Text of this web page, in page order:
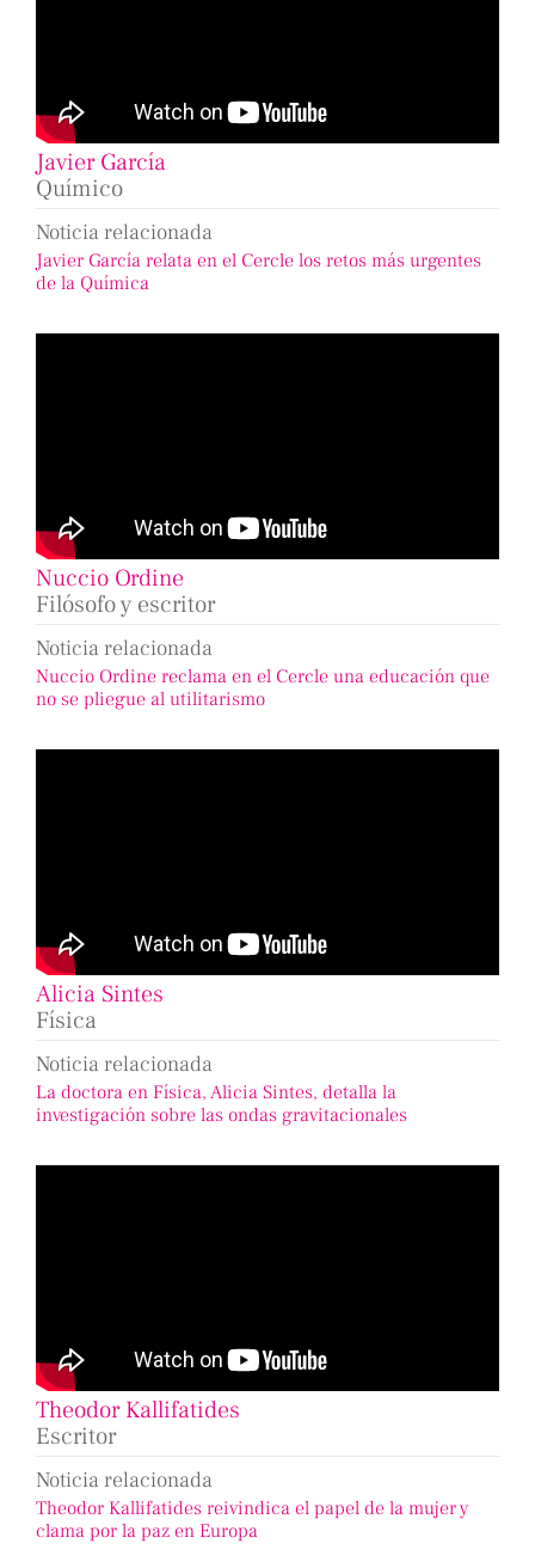
Javier García
Químico
Noticia relacionada
Javier García relata en el Cercle los retos más urgentes
de la Química
Nuccio Ordine
Filósofo y escritor
Noticia relacionada
Nuccio Ordine reclama en el Cercle una educación que
no se pliegue al utilitarismo
Alicia Sintes
Física
Noticia relacionada
La doctora en Física, Alicia Sintes, detalla la
investigación sobre las ondas gravitacionales
Theodor Kallifatides
Escritor
Noticia relacionada
Theodor Kallifatides reivindica el papel de la mujer y
clama por la paz en Europa